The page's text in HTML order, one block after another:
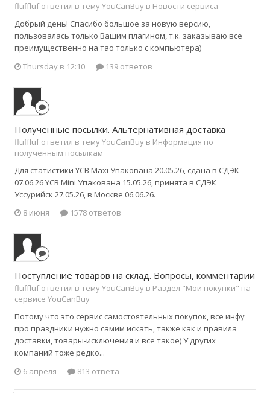
fluffluf ответил в тему YouCanBuy в Новости сервиса
Добрый день! Спасибо большое за новую версию,
пользовалась только Вашим плагином, т.к. заказываю все
преимущественно на тао только с компьютера)
Thursday в 12:10
139 ответов
Полученные посылки. Альтернативная доставка
fluffluf ответил в тему YouCanBuy в Информация по
полученным посылкам
Для статистики YCB Maxi Упакована 20.05.26, сдана в СДЭК
07.06.26 YCB Mini Упакована 15.05.26, принята в СДЭК
Уссурийск 27.05.26, в Москве 06.06.26.
8 июня
1578 ответов
Поступление товаров на склад. Вопросы, комментарии
fluffluf ответил в тему YouCanBuy в Раздел "Мои покупки" на
сервисе YouCanBuy
Потому что это сервис самостоятельных покупок, все инфу
про праздники нужно самим искать, также как и правила
доставки, товары-исключения и все такое) У других
компаний тоже редко...
6 апреля
813 ответа